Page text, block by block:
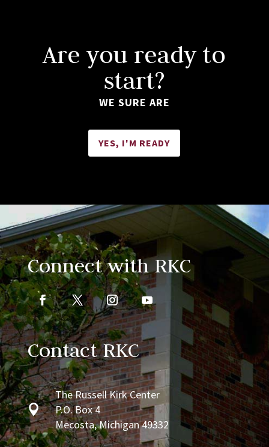
Are you ready to
start?
WE SURE ARE
YES, I'M READY
Connect with RKC
Contact RKC

The Russell Kirk Center
P.O. Box 4
Mecosta, Michigan 49332